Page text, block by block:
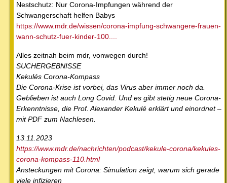
Nestschutz: Nur Corona-Impfungen während der
Schwangerschaft helfen Babys
https://www.mdr.de/wissen/corona-impfung-schwangere-frauen-
wann-schutz-fuer-kinder-100....
Alles zeitnah beim mdr, vonwegen durch!
SUCHERGEBNISSE
Kekulés Corona-Kompass
Die Corona-Krise ist vorbei, das Virus aber immer noch da.
Geblieben ist auch Long Covid. Und es gibt stetig neue Corona-
Erkenntnisse, die Prof. Alexander Kekulé erklärt und einordnet –
mit PDF zum Nachlesen.
13.11.2023
https://www.mdr.de/nachrichten/podcast/kekule-corona/kekules-
corona-kompass-110.html
Ansteckungen mit Corona: Simulation zeigt, warum sich gerade
viele infizieren